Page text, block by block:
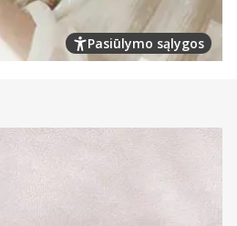
Pasiūlymo sąlygos